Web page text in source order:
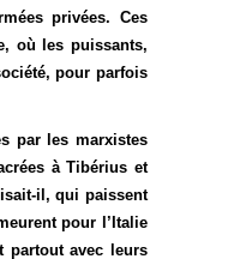
privées. Ces
où les puissants,
pour parfois
par les marxistes
à Tibérius et
il, qui paissent
pour l’Italie
partout avec leurs